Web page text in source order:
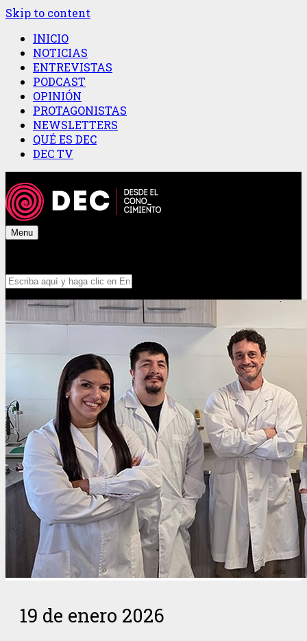
Skip to content
INICIO
NOTICIAS
ENTREVISTAS
PODCAST
OPINIÓN
PROTAGONISTAS
NEWSLETTERS
QUÉ ES DEC
DEC TV
Menu
19 de enero 2026